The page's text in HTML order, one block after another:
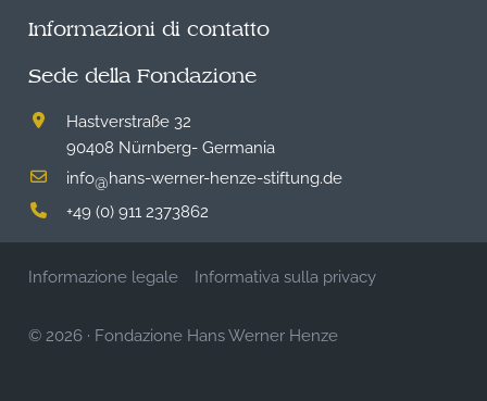
Informazioni di contatto
Sede della Fondazione
Hastverstraße 32
90408 Nürnberg- Germania
info@hans-werner-henze-stiftung.de
+49 (0) 911 2373862
Informazione legale Informativa sulla privacy
© 2026 · Fondazione Hans Werner Henze